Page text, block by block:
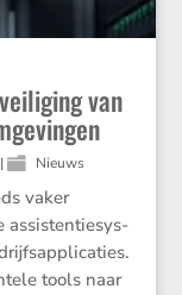
van
| Nieuws
vaker
assis­ten­tie­sys­
tools naar